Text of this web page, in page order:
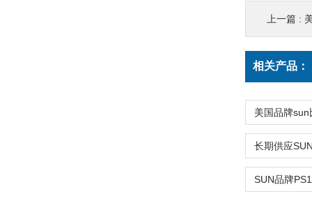
上一篇 :
相关产品：